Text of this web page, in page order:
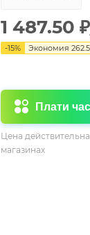
1 487.50 ₽
-15% Экономия
Плати
Цена
магазинах